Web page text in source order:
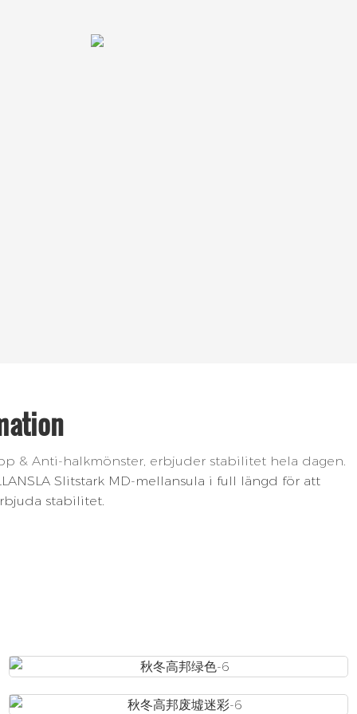
& Anti-halkmönster, erbjuder stabilitet hela dagen.
Slitstark MD-mellansula i full längd för att
stabilitet.